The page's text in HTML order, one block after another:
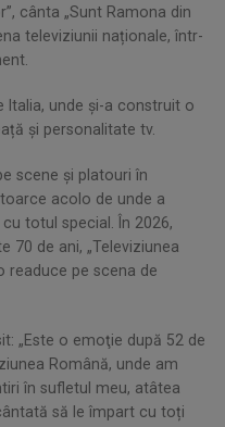
cânta „Sunt Ramona din
televiziunii naționale, într-
Italia, unde şi-a construit o
și personalitate tv.
scene și platouri în
acolo de unde a
totul special. În 2026,
70 de ani, „Televiziunea
readuce pe scena de
„Este o emoţie după 52 de
Română, unde am
în sufletul meu, atâtea
să le împart cu toți